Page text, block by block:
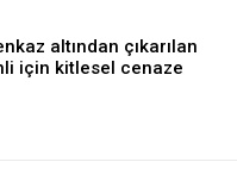
altından çıkarılan
için kitlesel cenaze